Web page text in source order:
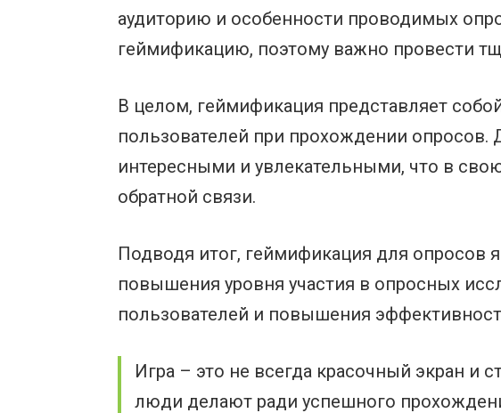
аудиторию и особенности проводимых
геймификацию, поэтому важно провести
В целом, геймификация представляет
пользователей при прохождении
интересными и увлекательными, что в
обратной связи.
Подводя итог, геймификация для опросов
повышения уровня участия в опросных
пользователей и повышения
Игра – это не всегда красочный экран и
люди делают ради успешного